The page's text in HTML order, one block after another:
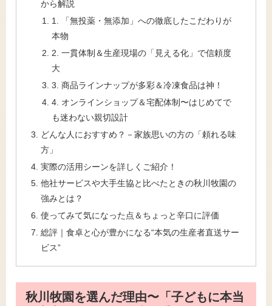
から解説
1. 「無投薬・無添加」への徹底したこだわりが
本物
2. 一貫体制＆生産現場の「見える化」で信頼度
大
3. 商品ラインナップが多彩＆冷凍食品は神！
4. オンラインショップ＆宅配体制〜はじめてで
も迷わない親切設計
どんな人におすすめ？－家族思いの方の「頼れる味
方」
実際の活用シーンを詳しくご紹介！
他社サービスや大手生協と比べたときの秋川牧園の
強みとは？
使ってみて気になった点＆ちょっと辛口に評価
総評｜食卓と心が豊かになる“本気の生産者直送サー
ビス”
秋川牧園を選んだ理由〜「子どもに本当